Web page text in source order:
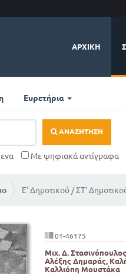
ΑΡΧΙΚΉ
Ευρετήρια
ΑΝΑΖΉΤΗΣΗ
Με ψηφιακά αντίγραφα
Ε' Δημοτικού / ΣΤ'
01-46175
Μιχ. Δ.
Αλέξης Δημαράς,
Καλλιόπη Μουστάκα